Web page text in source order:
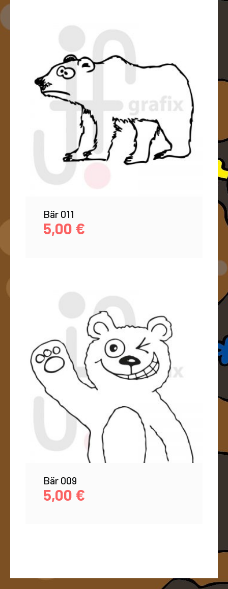
Bär 011
5,00 €
Bär 009
5,00 €